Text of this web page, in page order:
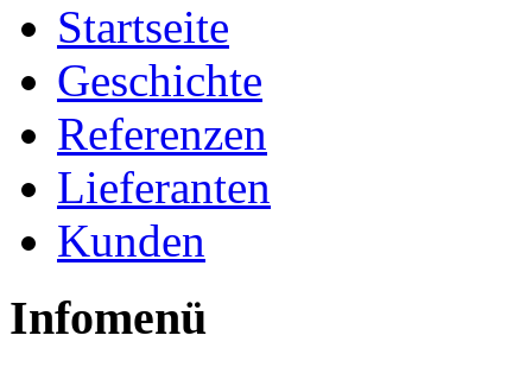
Startseite
Geschichte
Referenzen
Lieferanten
Kunden
Infomenü